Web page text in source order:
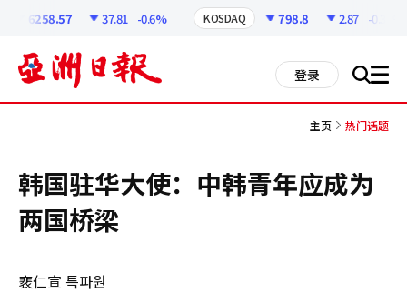
6258.57 37.81 -0.6% KOSDAQ 798.8 2.87 -0.36%
登录 搜 all
主页 热门话题
韩国驻华大使：中韩青年应成为
两国桥梁
裵仁宣 특파원